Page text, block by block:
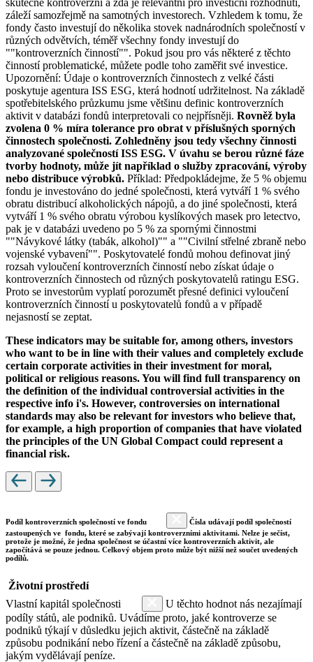
záleží samozřejmě na samotných investorech. Vzhledem k tomu, že
fondy často investují do několika stovek nadnárodních společností v
různých odvětvích, téměř všechny fondy investují do
""kontroverzních činností"". Pokud jsou pro vás některé z těchto
činností problematické, můžete podle toho zaměřit své investice.
Upozornění: Údaje o kontroverzních činnostech z velké části
poskytuje agentura ISS ESG, která hodnotí udržitelnost. Na základě
spotřebitelského průzkumu jsme většinu definic kontroverzních
aktivit v databázi fondů interpretovali co nejpřísněji. Rovněž byla
zvolena 0 % míra tolerance pro obrat v příslušných sporných
činnostech společnosti. Zohledněny jsou tedy všechny činnosti
analyzované společností ISS ESG. V úvahu se berou různé fáze
tvorby hodnoty, může jít například o služby zpracování, výroby
nebo distribuce výrobků. Příklad: Předpokládejme, že 5 % objemu
fondu je investováno do jedné společnosti, která vytváří 1 % svého
obratu distribucí alkoholických nápojů, a do jiné společnosti, která
vytváří 1 % svého obratu výrobou kyslíkových masek pro letectvo,
pak je v databázi uvedeno po 5 % za spornými činnostmi
""Návykové látky (tabák, alkohol)"" a ""Civilní střelné zbraně nebo
vojenské vybavení"". Poskytovatelé fondů mohou definovat jiný
rozsah vyloučení kontroverzních činností nebo získat údaje o
kontroverzních činnostech od různých poskytovatelů ratingu ESG.
Proto se investorům vyplatí porozumět přesné definici vyloučení
kontroverzních činností u poskytovatelů fondů a v případě
nejasností se zeptat.
These indicators may be suitable for, among others, investors
who want to be in line with their values and completely exclude
certain corporate activities in their investment for moral,
political or religious reasons. You will find full transparency on
the definition of the individual controversial activities in the
respective info i's. However, controversies on international
standards may also be relevant for investors who believe that,
for example, a high proportion of companies that have violated
the principles of the UN Global Compact could represent a
financial risk.
Podíl kontroverzních společností ve fondu
Čísla udávají podíl společností
zastoupených ve fondu, které se zabývají kontroverzními aktivitami. Nelze je sečíst,
protože je možné, že jedna společnost se účastní více kontroverzních aktivit, ale
započítává se pouze jednou. Celkový objem proto může být nižší než součet uvedených
podílů.
Životní prostředí
Vlastní kapitál společnosti
U těchto hodnot nás nezajímají
podíly států, ale podniků. Uvádíme proto, jaké kontroverze se
podniků týkají v důsledku jejich aktivit, částečně na základě
způsobu podnikání nebo řízení a částečně na základě způsobu,
jakým vydělávají peníze.